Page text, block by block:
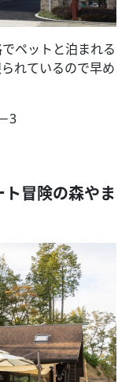
ペットと泊まれる
れているので早め
3
冒険の森やま